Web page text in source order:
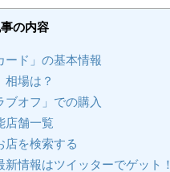
の内容
ド」の基本情報
場は？
オフ」での購入
店舗一覧
を検索する
情報はツイッターでゲット！